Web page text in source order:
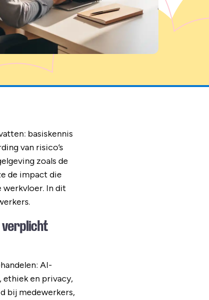
basiskennis
van risico’s
zoals de
de impact die
werkvloer. In dit
verplicht
AI-
ethiek en privacy,
bij medewerkers,